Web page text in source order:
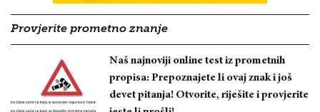
Provjerite prometno znanje
Naš najnoviji online test iz prometnih
propisa: Prepoznajete li ovaj znak i još
devet pitanja! Otvorite, riješite i provjerite